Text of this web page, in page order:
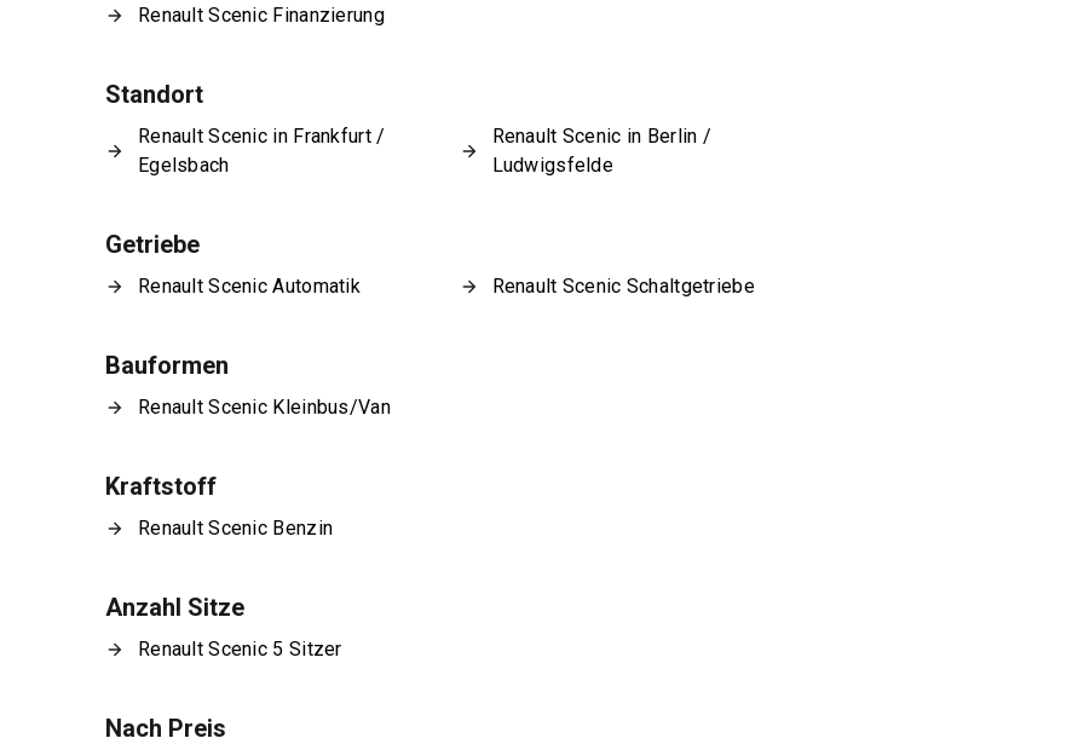
Renault Scenic Finanzierung
Standort
Renault Scenic in Frankfurt /
Egelsbach
Renault Scenic in Berlin /
Ludwigsfelde
Getriebe
Renault Scenic Automatik Renault Scenic Schaltgetriebe
Bauformen
Renault Scenic Kleinbus/Van
Kraftstoff
Renault Scenic Benzin
Anzahl Sitze
Renault Scenic 5 Sitzer
Nach Preis